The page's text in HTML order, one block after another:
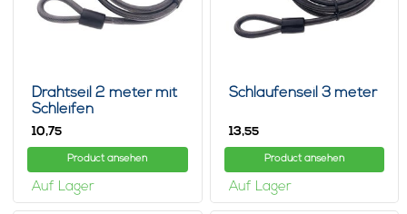
Drahtseil 2 meter mit
Schleifen
10,75
Product ansehen
Auf Lager
Schlaufenseil 3 meter
13,55
Product ansehen
Auf Lager